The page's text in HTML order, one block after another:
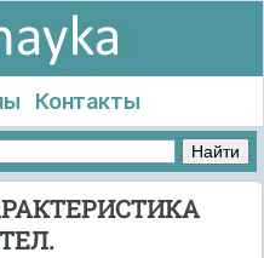
Контакты